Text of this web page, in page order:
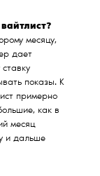
месяцу,
дает
показы. К
примерно
как в
месяц
и дальше